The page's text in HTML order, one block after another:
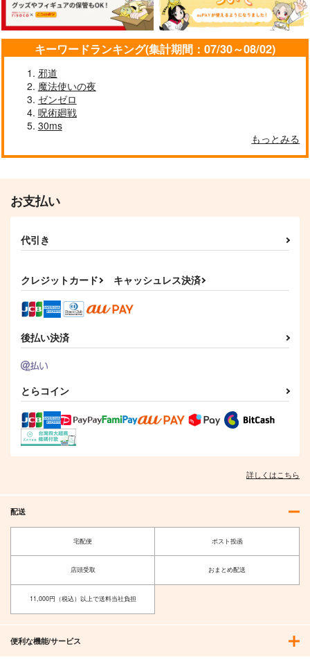
呪われ公爵と捨てられ
た花嫁の最愛婚 2
ファンギルド
（税込）
離婚予定の契約婚なの
に、冷酷公爵様に 4
ぶんか社
814円（税込）
サンプル
キーワードランキング(集計期間：07/30～08/02)
邪道
魔法使いの夜
ゼンゼロ
呪術廻戦
30ms
もっとみる
お支払い
代引き
クレジットカード キャッシュレス決済
後払い決済
とらコイン
詳しくはこちら
配送
宅配便 ポスト投函
店頭受取 おまとめ配送
11,000円（税込）以上で送料当社負担
便利な機能/サービス